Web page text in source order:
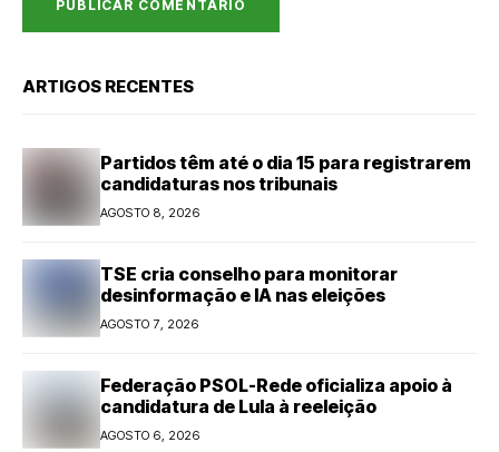
ARTIGOS RECENTES
Partidos têm até o dia 15 para registrarem
candidaturas nos tribunais
AGOSTO 8, 2026
TSE cria conselho para monitorar
desinformação e IA nas eleições
AGOSTO 7, 2026
Federação PSOL-Rede oficializa apoio à
candidatura de Lula à reeleição
AGOSTO 6, 2026